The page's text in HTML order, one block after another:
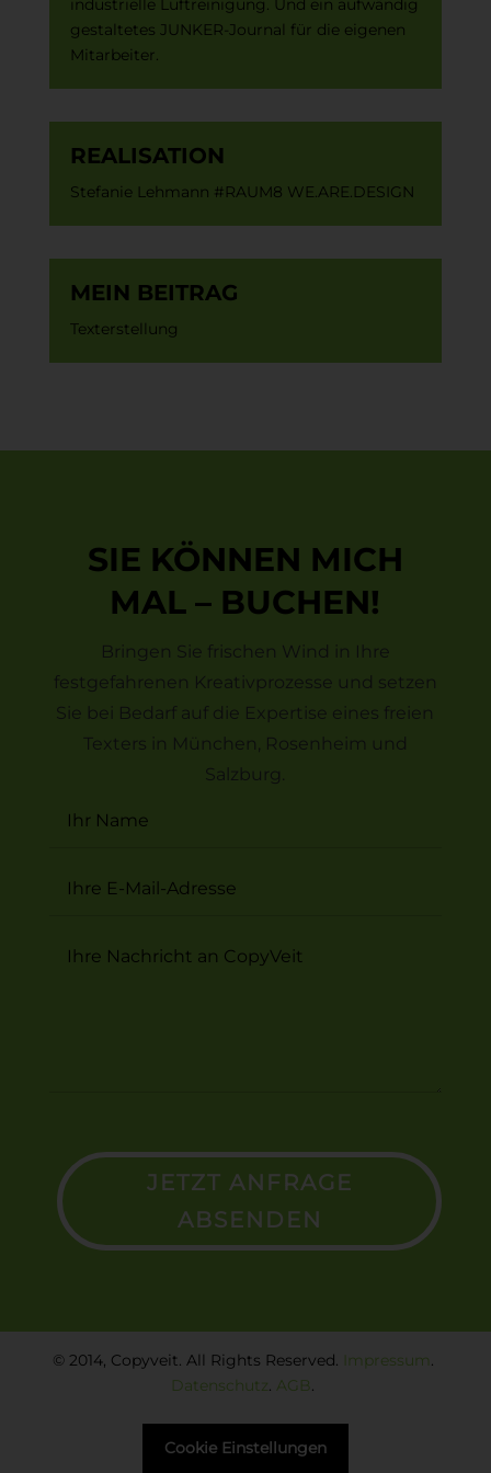
industrielle Luftreinigung. Und ein aufwändig
gestaltetes JUNKER-Journal für die eigenen
Mitarbeiter.
REALISATION
Stefanie Lehmann #RAUM8 WE.ARE.DESIGN
MEIN BEITRAG
Texterstellung
SIE KÖNNEN MICH
MAL – BUCHEN!
Bringen Sie frischen Wind in Ihre
festgefahrenen Kreativprozesse und setzen
Sie bei Bedarf auf die Expertise eines freien
Texters in München, Rosenheim und
Salzburg.
JETZT ANFRAGE
ABSENDEN
© 2014, Copyveit. All Rights Reserved. Impressum.
Datenschutz.AGB.
Cookie Einstellungen